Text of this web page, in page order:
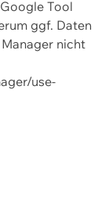
Tool
ggf. Daten
nicht
use-